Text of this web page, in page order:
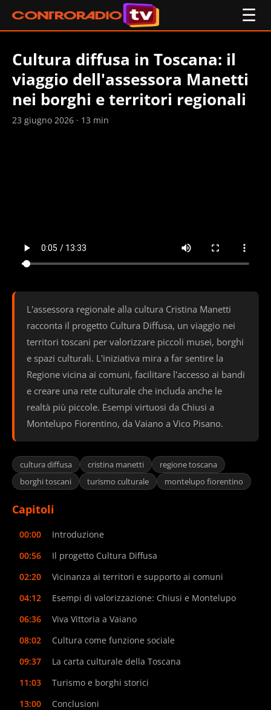
☰
Cultura diffusa in Toscana: il
viaggio dell'assessora Manetti
nei borghi e territori regionali
23 giugno 2026 · 13 min
L'assessora regionale alla cultura Cristina Manetti
racconta il progetto Cultura Diffusa, un viaggio nei
territori toscani per valorizzare piccoli musei, borghi
e spazi culturali. L'iniziativa mira a far sentire la
Regione vicina ai comuni, facilitare l'accesso ai bandi
e creare una rete culturale che includa anche le
realtà più piccole. Esempi virtuosi da Chiusi a
Montelupo Fiorentino, da Vaiano a Vico Pisano.
cultura diffusa cristina manetti
regione toscana
borghi toscani
turismo culturale montelupo fiorentino
Capitoli
00:00
Introduzione
00:56
Il progetto Cultura Diffusa
02:20
Vicinanza ai territori e supporto ai comuni
04:12
Esempi di valorizzazione: Chiusi e Montelupo
06:36
Viva Vittoria a Vaiano
08:02
Cultura come funzione sociale
09:37
La carta culturale della Toscana
11:03
Turismo e borghi storici
13:00
Conclusioni